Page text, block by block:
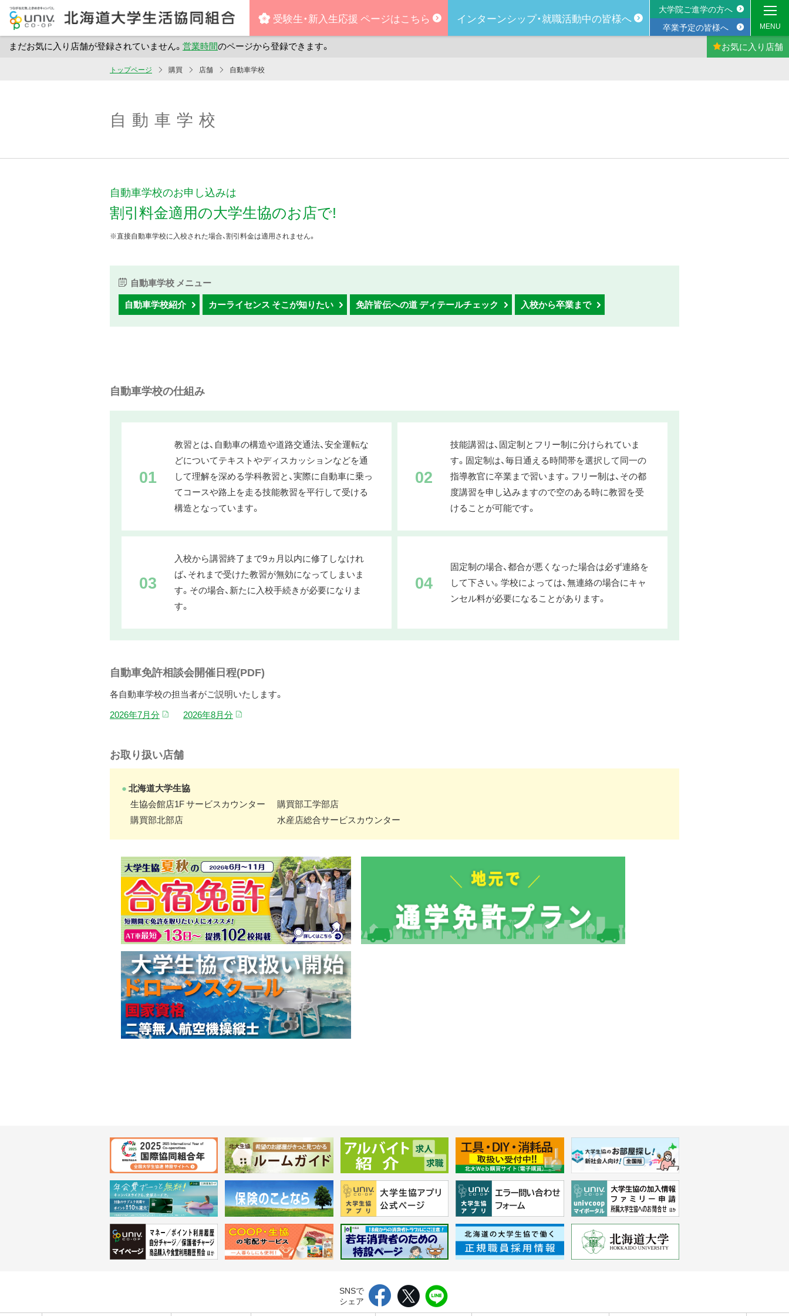
ン
受験生・新入生応援 ページはこちら インターンシップ・就職活動中の皆様へ
大学院ご進学の方へ
卒業予定の皆様へ
まだお気に入り店舗が登録されていません。 営業時間のページから登録できます。 お気に入り 店舗
MENU
トップページ 購買 店舗 自動車学校
自動車学校
自動車学校のお申し込みは
割引料金適用の大学生協のお店で!
※直接自動車学校に入校された場合、割引料金は適用されません。
自動車学校 メニュー
自動車学校紹介
カーライセンス そこが知りたい 免許皆伝への道 ディテールチェック 入校から卒業まで
自動車学校の仕組み
01
教習とは、自動車の構造や道路交通法、安全運転な
どについてテキストやディスカッションなどを通
して理解を深める学科教習と、実際に自動車に乗っ
てコースや路上を走る技能教習を平行して受ける
構造となっています。
02
技能講習は、固定制とフリー制に分けられていま
す。固定制は、毎日通える時間帯を選択して同一の
指導教官に卒業まで習います。フリー制は、その都
度講習を申し込みますので空のある時に教習を受
けることが可能です。
03
入校から講習終了まで9ヵ月以内に修了しなけれ
ば、それまで受けた教習が無効になってしまいま
す。その場合、新たに入校手続きが必要になりま
す。
04
固定制の場合、都合が悪くなった場合は必ず連絡を
して下さい。学校によっては、無連絡の場合にキャ
ンセル料が必要になることがあります。
自動車免許相談会開催日程(PDF)
各自動車学校の担当者がご説明いたします。
2026年7月分
2026年8月分
お取り扱い店舗
●北海道大学生協
生協会館店1F サービスカウンター
購買部北部店
購買部工学部店
水産店総合サービスカウンター
SNSで
シェア